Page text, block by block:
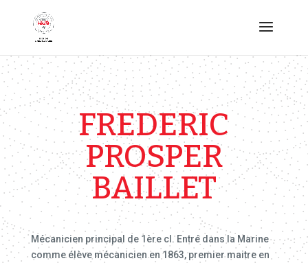
FREDERIC
PROSPER
BAILLET
Mécanicien principal de 1ère cl. Entré dans la Marine
comme élève mécanicien en 1863, premier maitre en